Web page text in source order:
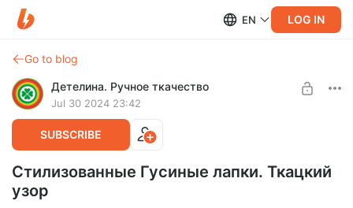
EN LOG IN
Go to blog
Детелина. Ручное ткачество
Jul 30 2024 23:42
SUBSCRIBE
Стилизованные Гусиные лапки. Ткацкий
узор